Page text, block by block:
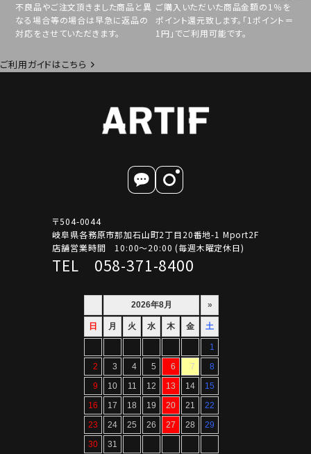
不良品やご注文頂きました商品と異
なる場合等の場合は早急に返品の
対応をさせていただきます。
ご購入いただいた商品金額の1％を
ポイント還元致します。「1ポイント＝
1円」でご利用可能です。
ご利用ガイドはこちら
〒504-0044
岐阜県各務原市那加石山町2丁目20番地-1 Mport2F
店舗営業時間 10:00～20:00 (毎週木曜定休日)
TEL 058-371-8400